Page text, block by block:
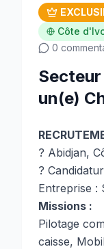
Côte
0
un(e)
? Abidjan,
?
Entreprise :
Missions :
Pilotage
caisse,